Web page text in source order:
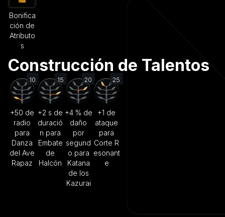
Bonifica
ción de
Atributo
s
Construcción de Talentos
10
+50 de
radio
para
Danza
del Ave
Rapaz
15
+2 s de
duració
n para
Embate
de
Halcón
20
+4 % de
daño
por
segund
o para
Katana
de los
Kazurai
25
+1 de
ataque
para
Corte R
esonant
e